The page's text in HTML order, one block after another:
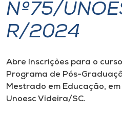
I.nova
Cultura
Nº75/
R/2024
Abre inscrições para o
Programa de Pós-
Mestrado em Educação,
Unoesc Videira/SC.